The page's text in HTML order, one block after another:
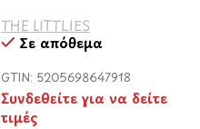
THE LITTLIES
Σε απόθεμα
GTIN: 5205698647918
Συνδεθείτε για να δείτε
τιμές